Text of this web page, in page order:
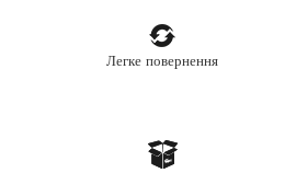
Легке повернення